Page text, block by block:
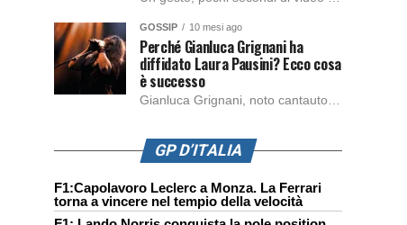
GOSSIP 10 mesi ago
Perché Gianluca Grignani ha
diffidato Laura Pausini? Ecco cosa
è successo
GP D’ITALIA
F1:Capolavoro Leclerc a Monza. La Ferrari
torna a vincere nel tempio della velocità